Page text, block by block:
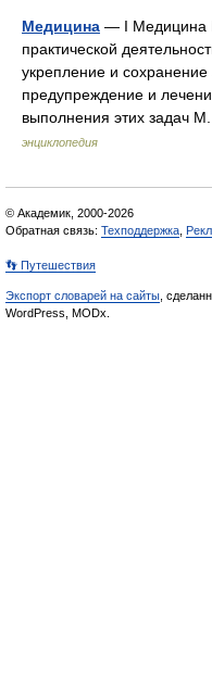
Медицина — I Медицина
практической
укрепление и
предупреждение и
выполнения этих задач
энциклопедия
© Академик, 2000-2026
Обратная связь: Техподдержка
👣 Путешествия
Экспорт словарей на сайты ,
WordPress, MODx.